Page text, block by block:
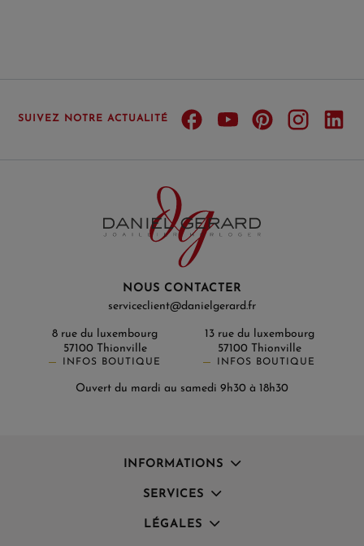
SUIVEZ NOTRE ACTUALITÉ
NOUS CONTACTER
serviceclient@danielgerard.fr
8 rue du luxembourg
57100 Thionville
INFOS BOUTIQUE
13 rue du luxembourg
57100 Thionville
INFOS BOUTIQUE
Ouvert du mardi au samedi 9h30 à 18h30
INFORMATIONS
SERVICES
LÉGALES